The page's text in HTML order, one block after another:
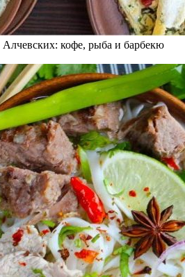
Алчевских: кофе, рыба и барбекю